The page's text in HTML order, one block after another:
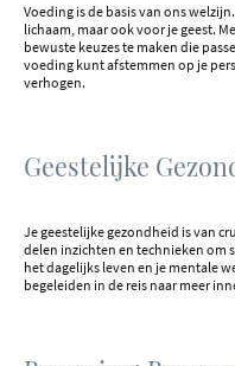
Voeding is de basis van ons
lichaam, maar ook voor je geest.
bewuste keuzes te maken die
voeding kunt afstemmen op je
verhogen.
Geestelijke
Je geestelijke gezondheid is van
delen inzichten en technieken om
het dagelijks leven en je mentale
begeleiden in de reis naar meer